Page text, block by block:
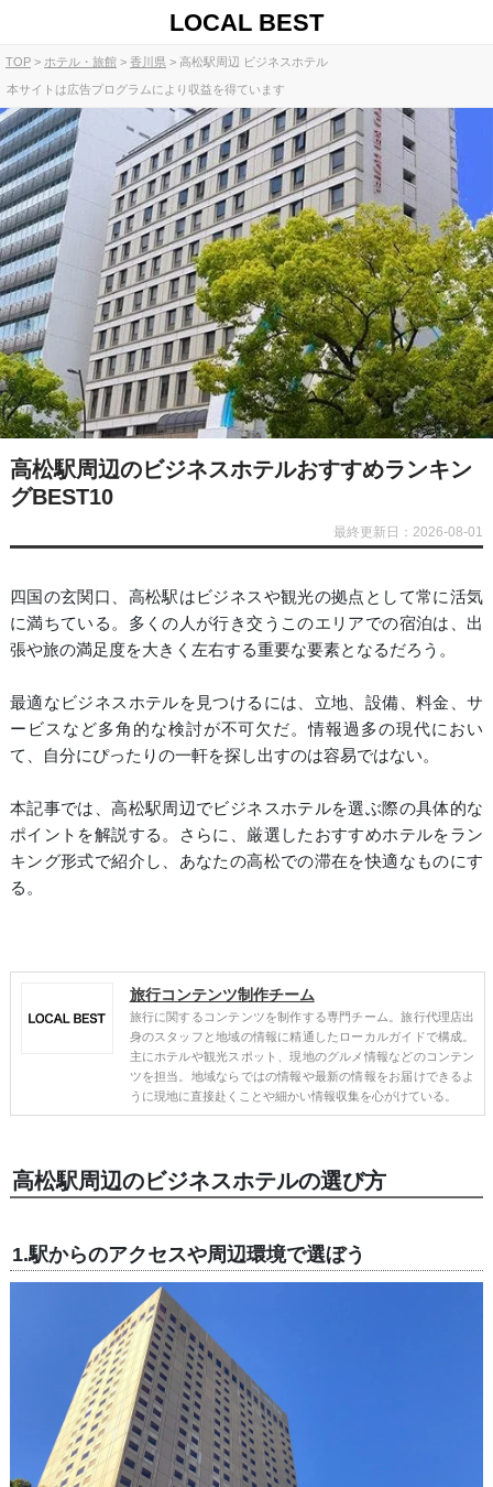
LOCAL BEST
TOP ホテル・旅館 香川県 高松駅周辺 ビジネスホテル
本サイトは広告プログラムにより収益を得ています
高松駅周辺のビジネスホテルおすすめランキン
グBEST10
最終更新日：2026-08-01
四国の玄関口、高松駅はビジネスや観光の拠点として常に活気
に満ちている。多くの人が行き交うこのエリアでの宿泊は、出
張や旅の満足度を大きく左右する重要な要素となるだろう。
最適なビジネスホテルを見つけるには、立地、設備、料金、サ
ービスなど多角的な検討が不可欠だ。情報過多の現代におい
て、自分にぴったりの一軒を探し出すのは容易ではない。
本記事では、高松駅周辺でビジネスホテルを選ぶ際の具体的な
ポイントを解説する。さらに、厳選したおすすめホテルをラン
キング形式で紹介し、あなたの高松での滞在を快適なものにす
る。
旅行コンテンツ制作チーム
旅行に関するコンテンツを制作する専門チーム。旅行代理店出
身のスタッフと地域の情報に精通したローカルガイドで構成。
主にホテルや観光スポット、現地のグルメ情報などのコンテン
ツを担当。地域ならではの情報や最新の情報をお届けできるよ
うに現地に直接赴くことや細かい情報収集を心がけている。
高松駅周辺のビジネスホテルの選び方
1.駅からのアクセスや周辺環境で選ぼう